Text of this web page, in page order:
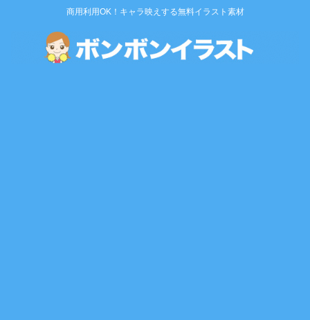
商用利用OK！キャラ映えする無料イラスト素材